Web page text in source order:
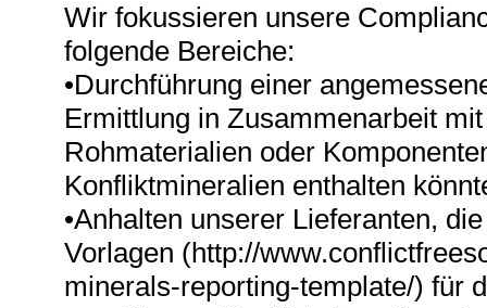
Wir fokussieren unsere
folgende Bereiche:
•Durchführung einer
Ermittlung in Zusammenarbeit
Rohmaterialien oder
Konfliktmineralien enthalten
•Anhalten unserer Lieferanten,
Vorlagen (http://
minerals-reporting-template/) für